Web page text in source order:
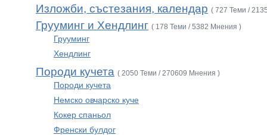
Изложби, състезания, календар ( 727 Теми /
Грууминг и Хендлинг ( 178 Теми / 5382 Мнения )
Грууминг
Хендлинг
Породи кучета ( 2050 Теми / 270609 Мнения )
Породи кучета
Немско овчарско куче
Кокер спаньол
Френски булдог